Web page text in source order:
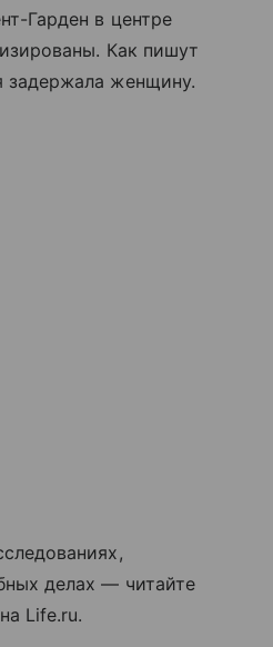
Гарден в центре
Как пишут
женщину.
делах — читайте
Life.ru.